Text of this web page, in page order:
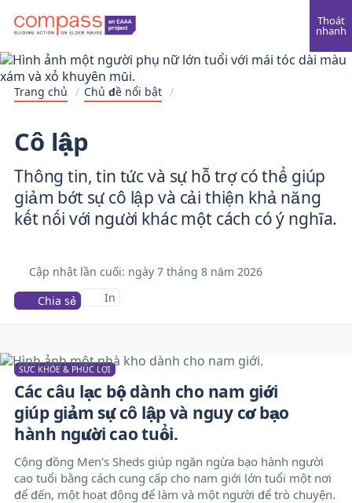
Thoát
nhanh
Trang chủ / Chủ đề nổi bật /
Cô lập
Thông tin, tin tức và sự hỗ trợ có thể giúp
giảm bớt sự cô lập và cải thiện khả năng
kết nối với người khác một cách có ý nghĩa.
Cập nhật lần cuối: ngày 7 tháng 8 năm 2026
Chia sẻ
In
SỨC KHỎE & PHÚC LỢI
Các câu lạc bộ dành cho nam giới
giúp giảm sự cô lập và nguy cơ bạo
hành người cao tuổi.
Cộng đồng Men's Sheds giúp ngăn ngừa bạo hành người
cao tuổi bằng cách cung cấp cho nam giới lớn tuổi một nơi
để đến, một hoạt động để làm và một người để trò chuyện.